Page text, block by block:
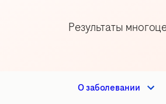
Результаты
О заболевании